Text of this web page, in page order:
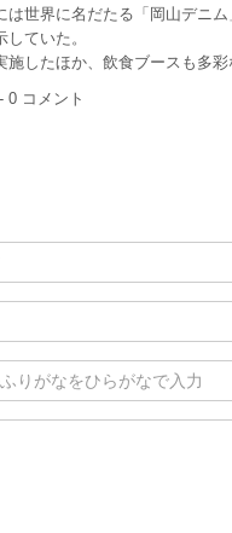
は世界に名だたる「岡山デニ
ていた。
したほか、飲食ブースも多彩
0 コメント